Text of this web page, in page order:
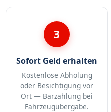
3
Sofort Geld erhalten
Kostenlose Abholung
oder Besichtigung vor
Ort — Barzahlung bei
Fahrzeugübergabe.